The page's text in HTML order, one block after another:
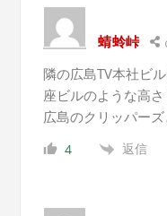
蜻蛉峠
隣の広島TV本社ビ
座ビルのような高
広島のクリッパーズ
4 返信